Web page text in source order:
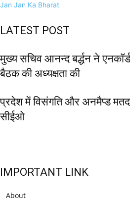
Jan Jan Ka Bharat
LATEST POST
मुख्य सचिव आनन्द बर्द्धन ने
बैठक की अध्यक्षता की
प्रदेश में विसंगति और अनमैप्ड
सीईओ
IMPORTANT LINK
About